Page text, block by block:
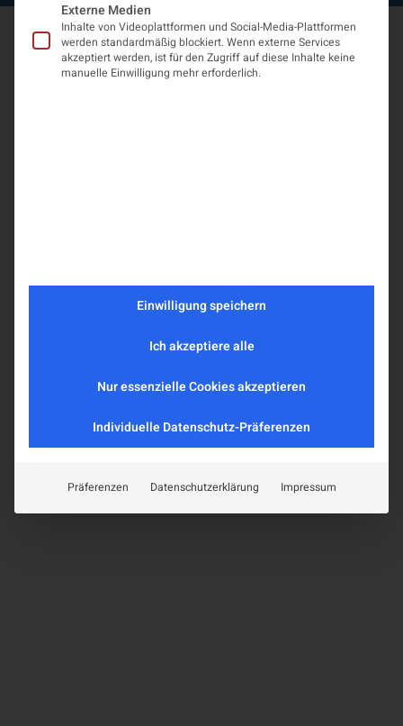
Externe Medien
Inhalte von Videoplattformen und Social-Media-Plattformen
werden standardmäßig blockiert. Wenn externe Services
akzeptiert werden, ist für den Zugriff auf diese Inhalte keine
manuelle Einwilligung mehr erforderlich.
Einwilligung speichern
Ich akzeptiere alle
Nur essenzielle Cookies akzeptieren
Individuelle Datenschutz-Präferenzen
Präferenzen Datenschutzerklärung Impressum